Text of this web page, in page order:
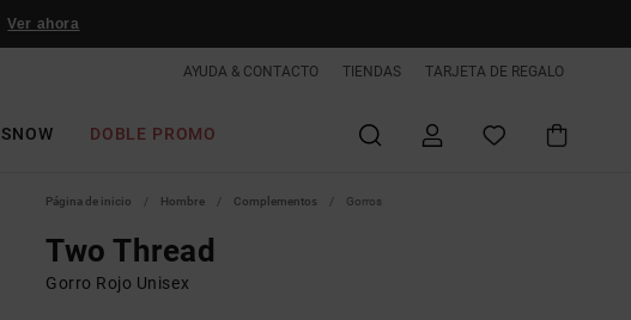
Ver ahora
AYUDA & CONTACTO TIENDAS TARJETA DE REGALO
SNOW DOBLE PROMO
Página de inicio Hombre Complementos Gorros
Two Thread
Gorro Rojo Unisex